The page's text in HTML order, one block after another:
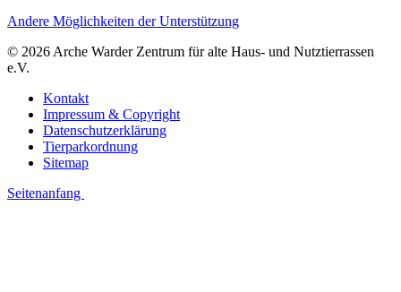
Andere Möglichkeiten der Unterstützung
© 2026 Arche Warder Zentrum für alte Haus- und Nutztierrassen
e.V.
Kontakt
Impressum & Copyright
Datenschutzerklärung
Tierparkordnung
Sitemap
Seitenanfang